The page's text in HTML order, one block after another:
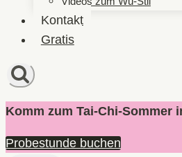
Kontakt
Gratis
Komm zum Tai-Chi-Sommer
Probestunde buchen